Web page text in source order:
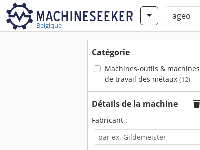
Belgique
Catégorie
Machines-outils & machines
de travail des métaux (12)
Détails de la machine
Fabricant :